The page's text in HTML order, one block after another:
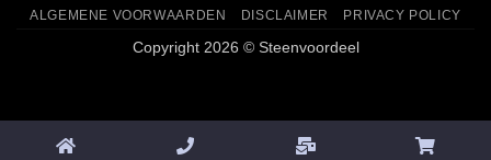
ALGEMENE VOORWAARDEN DISCLAIMER PRIVACY POLICY
Copyright 2026 © Steenvoordeel